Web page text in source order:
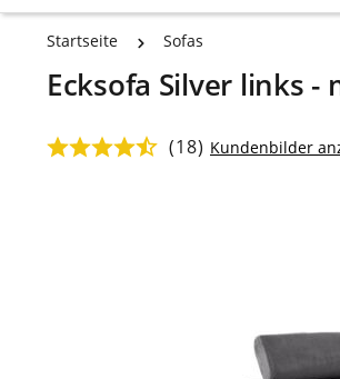
Startseite Sofas
Ecksofa Silver links
Durchschnittliche Bewertung von 4.82
(18) Kundenbilder